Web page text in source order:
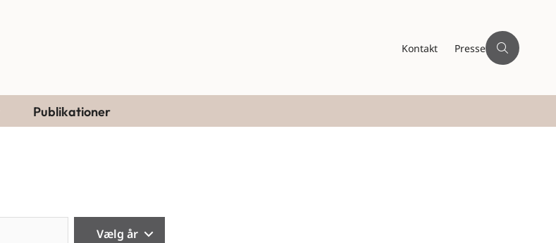
Kontakt Presse
Publikationer
Vælg år